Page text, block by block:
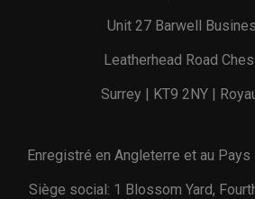
Unit 27 Barwell
Leatherhead Road
Surrey | KT9 2NY |
Enregistré en Angleterre et au Pays
Siège social: 1 Blossom Yard,